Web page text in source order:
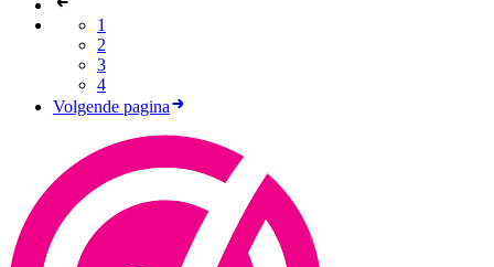
1
2
3
4
Volgende pagina